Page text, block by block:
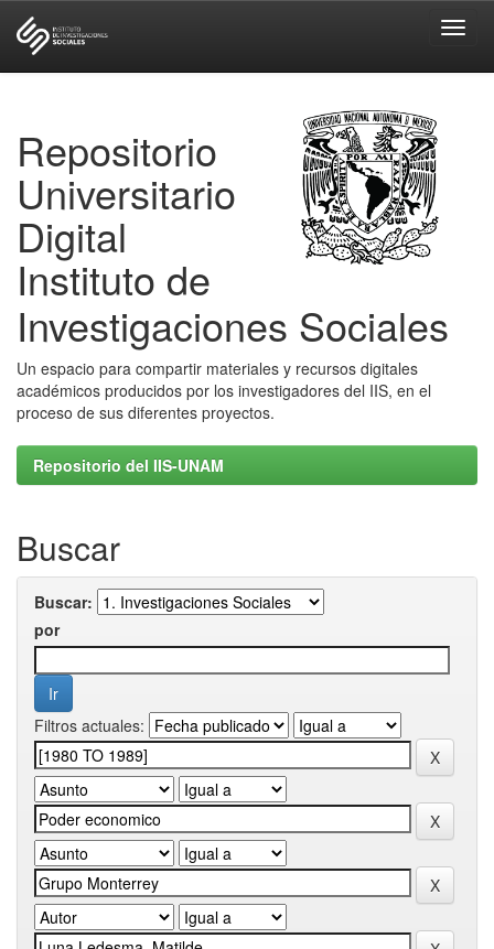
Repositorio
Universitario
Digital
Instituto de
Investigaciones Sociales
Un espacio para compartir materiales y recursos digitales
académicos producidos por los investigadores del IIS, en el
proceso de sus diferentes proyectos.
Repositorio del IIS-UNAM
Buscar
Buscar:
por
Filtros actuales: